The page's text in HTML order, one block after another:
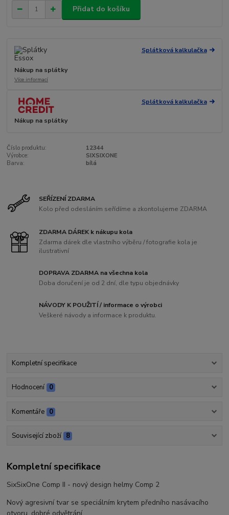
Přidat do košíku
Splátková kalkulačka
Nákup na splátky
Více informací
Splátková kalkulačka
Nákup na splátky
Číslo produktu:
12344
Výrobce:
SIXSIXONE
Barva:
bílá
SEŘÍZENÍ ZDARMA
Kolo před odesláním seřídíme a zkontolujeme ZDARMA
ZDARMA DÁREK k nákupu kola
Zdarma dárek dle vlastního výběru / fotografie kola je
ilustrativní
DOPRAVA ZDARMA na všechna kola
Doba doručení je od 2 dní, dle typu objednávky
NÁVODY K POUŽITÍ / informace o výrobci
Veškeré návody a informace k produktu.
Kompletní specifikace
Hodnocení 0
Komentáře 0
Související zboží 8
Kompletní specifikace
SixSixOne Comp II - nový design helmy Comp 2
Nový agresivní tvar se speciálním krytem předního nasávacího